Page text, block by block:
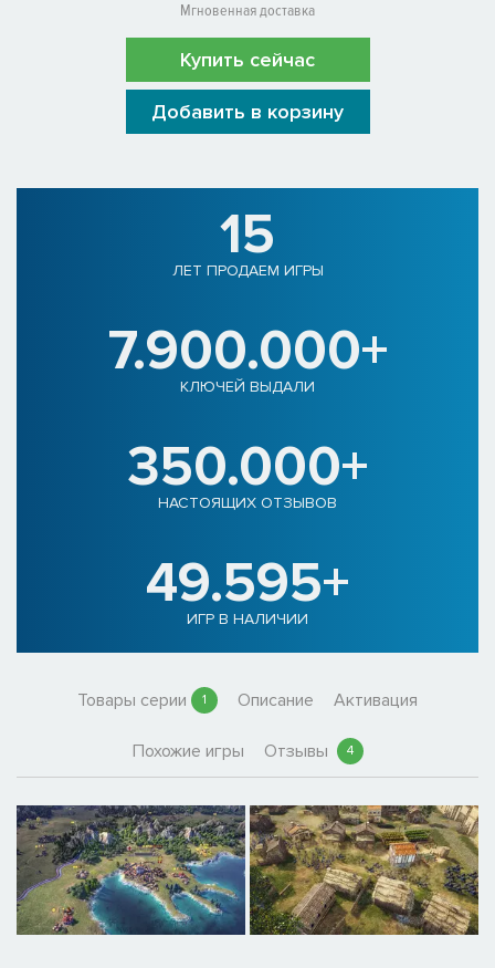
Мгновенная доставка
Купить сейчас
Добавить в корзину
15
ЛЕТ ПРОДАЕМ ИГРЫ
7.900.000+
КЛЮЧЕЙ ВЫДАЛИ
350.000+
НАСТОЯЩИХ ОТЗЫВОВ
49.595+
ИГР В НАЛИЧИИ
Товары серии 1 Описание Активация
Похожие игры Отзывы 4